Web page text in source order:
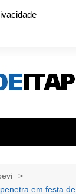
em festa